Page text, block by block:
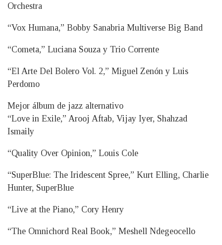
Orchestra
“Vox Humana,” Bobby Sanabria Multiverse Big Band
“Cometa,” Luciana Souza y Trio Corrente
“El Arte Del Bolero Vol. 2,” Miguel Zenón y Luis
Perdomo
Mejor álbum de jazz alternativo
“Love in Exile,” Arooj Aftab, Vijay Iyer, Shahzad
Ismaily
“Quality Over Opinion,” Louis Cole
“SuperBlue: The Iridescent Spree,” Kurt Elling, Charlie
Hunter, SuperBlue
“Live at the Piano,” Cory Henry
“The Omnichord Real Book,” Meshell Ndegeocello